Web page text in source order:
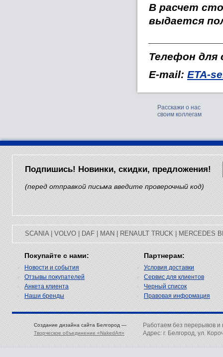
В расчет
выдается
Телефон для
E-mail: ETA-
Расскажи о нас
своим коллегам
Подпишись! Новинки, скидки, предложения!
(перед отправкой письма введите проверочный код)
SCANIA| VOLVO DAF MAN RENAULT TRUCK MERCEDES
Покупайте с нами:
Новости и события
Отзывы покупателей
Анкета клиента
Наши бренды
Партнерам:
Условия доставки
Сервис для клиентов
Черный список
Правовая информация
Создание дизайна сайта Белгород —
Творческое объединение «NakedArt»
Работаем без перерывов и
Адрес: г. Белгород, ул.